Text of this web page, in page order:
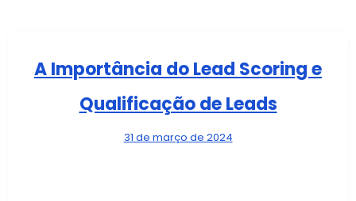
A Importância do Lead Scoring e
Qualificação de Leads
31 de março de 2024